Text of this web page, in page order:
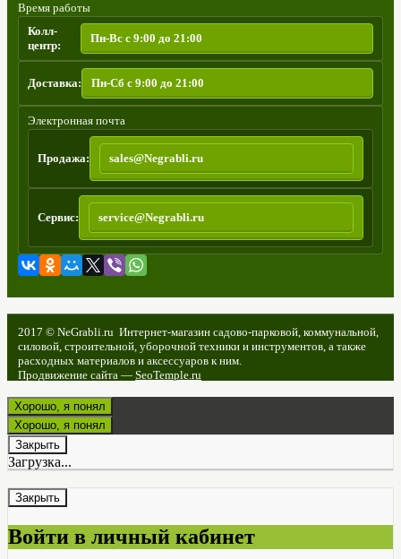
Время работы
Колл-
центр:
Пн-Вс с 9:00 до 21:00
Доставка: Пн-Сб с 9:00 до 21:00
Электронная почта
Продажа: sales@Negrabli.ru
Сервис: service@Negrabli.ru
2017 © NeGrabli.ru Интернет-магазин садово-парковой, коммунальной,
силовой, строительной, уборочной техники и инструментов, а также
расходных материалов и аксессуаров к ним.
Продвижение сайта — SeoTemple.ru
Хорошо, я понял
Хорошо, я понял
Закрыть
Загрузка...
Закрыть
Войти в личный кабинет